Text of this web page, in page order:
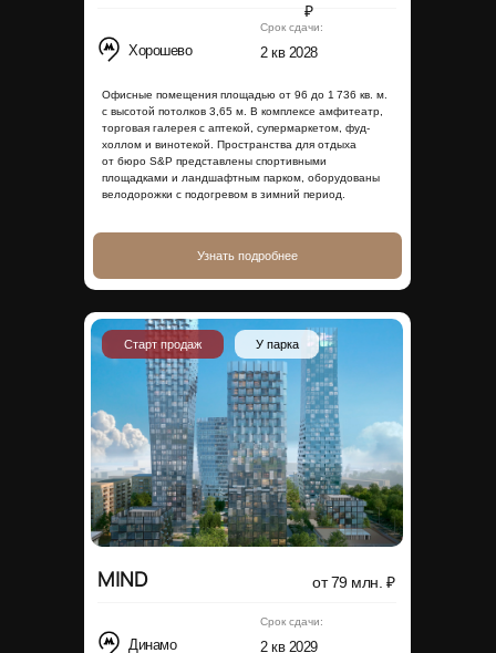
Срок сдачи:
от 79 млн. ₽
2 кв 2029
Динамо
MIND
Старт продаж У парка
Срок сдачи:
Офисные помещения площадью от 96 до 1 736 кв. м.
с высотой потолков 3,65 м. В комплексе амфитеатр,
торговая галерея с аптекой, супермаркетом, фуд-
холлом и винотекой. Пространства для отдыха
от бюро S&P представлены спортивными
площадками и ландшафтным парком, оборудованы
велодорожки с подогревом в зимний период.
₽
2 кв 2028
Хорошево
Узнать подробнее